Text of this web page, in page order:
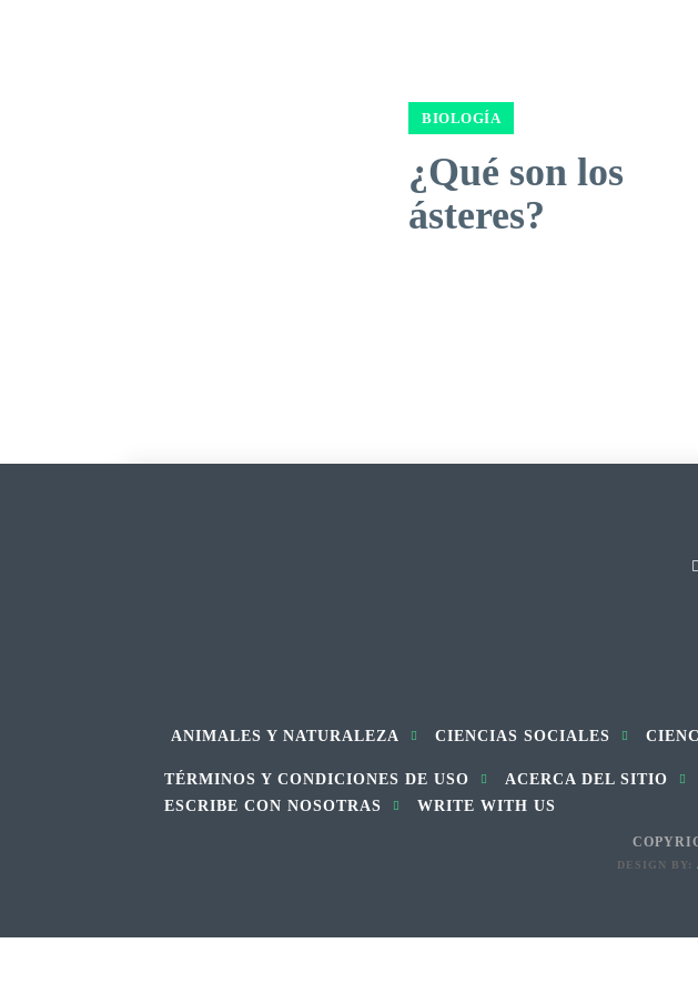
BIOLOGÍA
¿Qué son los
ásteres?
ANIMALES Y NATURALEZA CIENCIAS SOCIALES
TÉRMINOS Y CONDICIONES DE USO ACERCA DEL SITIO
ESCRIBE CON NOSOTRAS
WRITE WITH US
DESIGN BY: